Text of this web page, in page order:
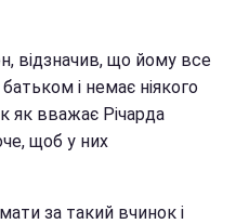
відзначив, що йому все
і немає ніякого
як вважає Річарда
щоб у них
за такий вчинок і